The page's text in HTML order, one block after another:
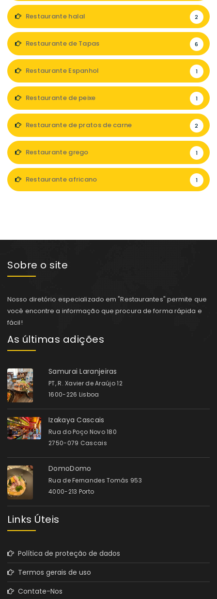
Restaurante halal 2
Restaurante de Tapas 6
Restaurante Espanhol 1
Restaurante de peixe 1
Restaurante de pratos de carne 2
Restaurante grego 1
Restaurante africano 1
Sobre o site
Nosso diretório especializado em "Restaurantes" permite que
você encontre a informação que procura de forma rápida e
fácil!
As últimas adições
Samurai Laranjeiras
PT, R. Xavier de Araújo 12
1600-226 Lisboa
Izakaya Cascais
Rua do Poço Novo 180
2750-079 Cascais
DomoDomo
Rua de Fernandes Tomás 953
4000-213 Porto
Links Úteis
Política de proteção de dados
Termos gerais de uso
Contate-Nos